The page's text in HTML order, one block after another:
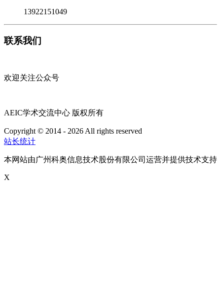
13922151049
联系我们
欢迎关注公众号
AEIC学术交流中心 版权所有
Copyright © 2014 - 2026 All rights reserved
站长统计
本网站由广州科奥信息技术股份有限公司运营并提供技术支持
X